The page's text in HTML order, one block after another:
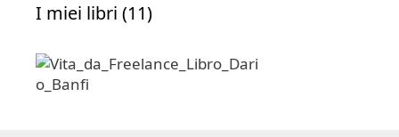
I miei libri (11)